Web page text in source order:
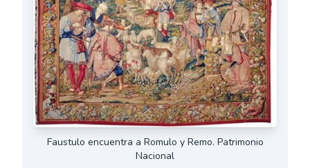
Faustulo encuentra a Romulo y Remo. Patrimonio
Nacional